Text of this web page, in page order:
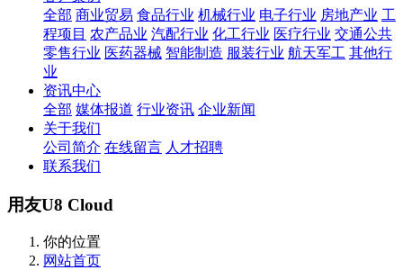
全部 商业贸易 食品行业 机械行业 电子行业 房地产业 工
程项目 农产品业 汽配行业 化工行业 医疗行业 交通公共
零售行业 医药器械 智能制造 服装行业 航天军工 其他行
业
资讯中心
全部 媒体报道 行业资讯 企业新闻
关于我们
公司简介 在线留言 人才招聘
联系我们
用友U8 Cloud
你的位置
网站首页